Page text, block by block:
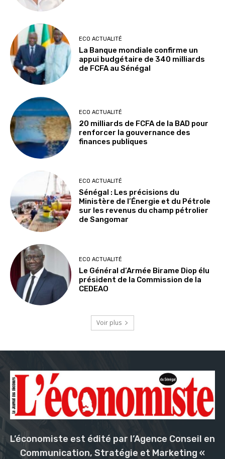
ECO ACTUALITÉ
La Banque mondiale confirme un
appui budgétaire de 340 milliards
de FCFA au Sénégal
ECO ACTUALITÉ
20 milliards de FCFA de la BAD pour
renforcer la gouvernance des
finances publiques
ECO ACTUALITÉ
Sénégal : Les précisions du
Ministère de l’Énergie et du Pétrole
sur les revenus du champ pétrolier
de Sangomar
ECO ACTUALITÉ
Le Général d’Armée Birame Diop élu
président de la Commission de la
CEDEAO
Voir plus
L’économiste est édité par l’Agence Conseil en
Communication, Stratégie et Marketing «